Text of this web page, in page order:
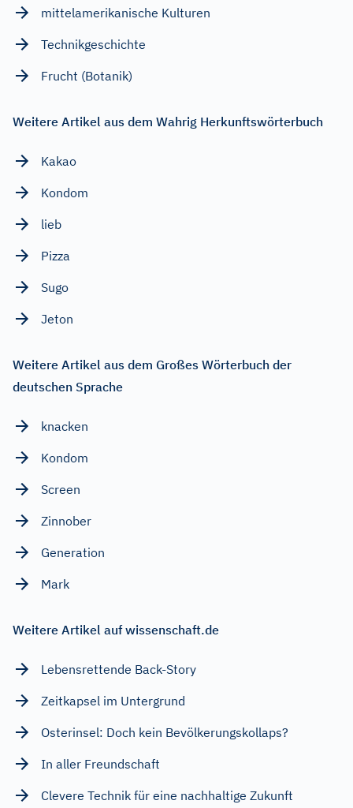
mittelamerikanische Kulturen
Technikgeschichte
Frucht (Botanik)
Weitere Artikel aus dem Wahrig Herkunftswörterbuch
Kakao
Kondom
lieb
Pizza
Sugo
Jeton
Weitere Artikel aus dem Großes Wörterbuch der
deutschen Sprache
knacken
Kondom
Screen
Zinnober
Generation
Mark
Weitere Artikel auf wissenschaft.de
Lebensrettende Back-Story
Zeitkapsel im Untergrund
Osterinsel: Doch kein Bevölkerungskollaps?
In aller Freundschaft
Clevere Technik für eine nachhaltige Zukunft